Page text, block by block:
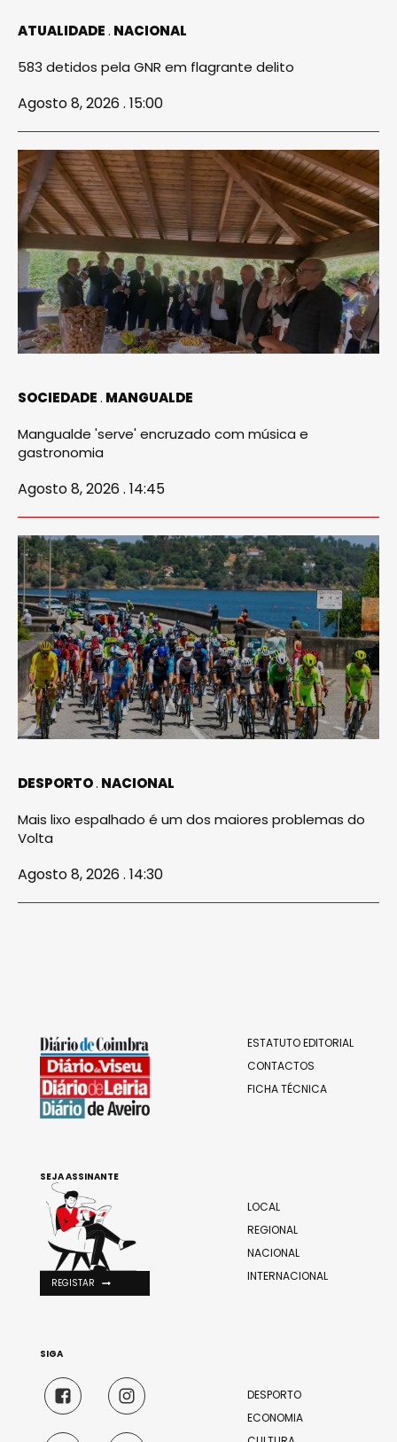
ATUALIDADE NACIONAL
583 detidos pela GNR em flagrante delito
Agosto 8, 2026 . 15:00
SOCIEDADE MANGUALDE
Mangualde 'serve' encruzado com música e
gastronomia
Agosto 8, 2026 . 14:45
DESPORTO NACIONAL
Mais lixo espalhado é um dos maiores problemas do
Volta
Agosto 8, 2026 . 14:30
ESTATUTO EDITORIAL
CONTACTOS
FICHA TÉCNICA
LOCAL
REGIONAL
NACIONAL
INTERNACIONAL
DESPORTO
ECONOMIA
SEJA ASSINANTE
REGISTAR
SIGA